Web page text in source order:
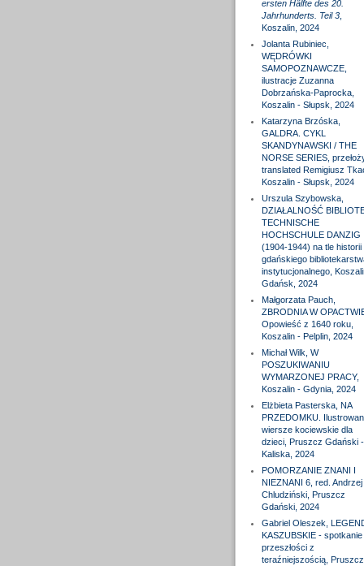
ersten Hälfte des 20.
Jahrhunderts. Teil 3,
Koszalin, 2024
Jolanta Rubiniec,
WĘDRÓWKI
SAMOPOZNAWCZE,
ilustracje Zuzanna
Dobrzańska-Paprocka,
Koszalin - Słupsk, 2024
Katarzyna Brzóska,
GALDRA. CYKL
SKANDYNAWSKI / THE
NORSE SERIES,
translated Remigiusz
Koszalin - Słupsk, 2024
Urszula Szybowska,
DZIAŁALNOŚĆ
TECHNISCHE
HOCHSCHULE DANZIG
(1904-1944) na tle historii
gdańskiego
instytucjonalnego,
Gdańsk, 2024
Małgorzata Pauch,
ZBRODNIA W
Opowieść z 1640 roku,
Koszalin - Pelplin, 2024
Michał Wilk, W
POSZUKIWANIU
WYMARZONEJ PRACY,
Koszalin - Gdynia, 2024
Elżbieta Pasterska, NA
PRZEDOMKU.
wiersze kociewskie dla
dzieci, Pruszcz Gdański -
Kaliska, 2024
POMORZANIE ZNANI I
NIEZNANI 6, red. Andrzej
Chludziński, Pruszcz
Gdański, 2024
Gabriel Oleszek,
KASZUBSKIE - spotkanie
przeszłości z
teraźniejszością, Pruszcz